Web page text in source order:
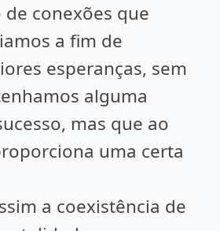
conexões que
a fim de
esperanças, sem
alguma
mas que ao
uma certa
a coexistência de